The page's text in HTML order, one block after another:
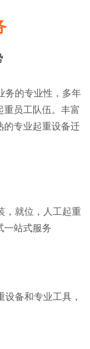
务的专业性，多年
员工队伍。丰富
的专业起重设备迁
，就位，人工起重
一站式服务
备和专业工具，